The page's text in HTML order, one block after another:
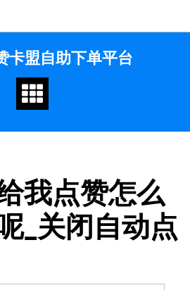
卡盟自助下单平台
我点赞怎么
_关闭自动点